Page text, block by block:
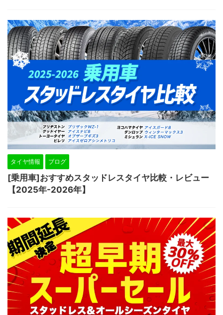
タイヤ情報 ブログ
[乗用車]おすすめスタッドレスタイヤ比較・レビュー
【2025年-2026年】